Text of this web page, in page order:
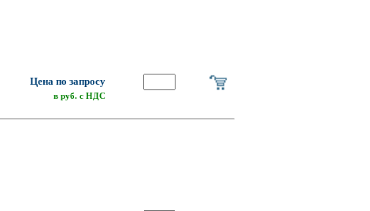
Цена по запросу
в руб. с НДС